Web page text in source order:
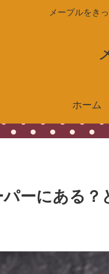
メープルをき
ホーム
ーにある